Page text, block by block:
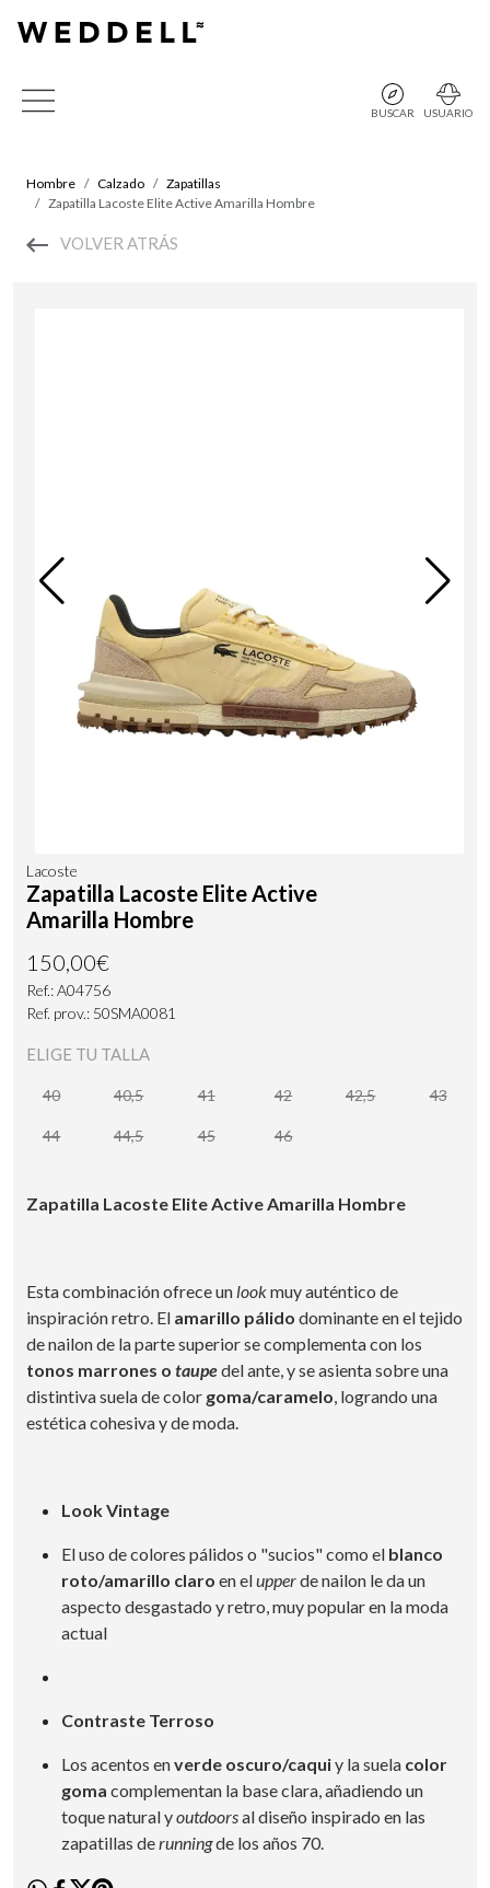
BUSCAR USUARIO
Hombre Calzado
Zapatillas
Zapatilla Lacoste Elite Active Amarilla Hombre
VOLVER ATRÁS
Lacoste
Zapatilla Lacoste Elite Active
Amarilla Hombre
150,00€
Ref.: A04756
Ref. prov.: 50SMA0081
ELIGE TU TALLA
40 40,5 41 42 42,5 43
44 44,5 45 46
Zapatilla Lacoste Elite Active Amarilla Hombre
Esta combinación ofrece un lookmuy auténtico de
inspiración retro. El amarillo pálido dominante en el tejido
de nailon de la parte superior se complementa con los
tonos marrones o taupedel ante, y se asienta sobre una
distintiva suela de color goma/caramelo , logrando una
estética cohesiva y de moda.
Look Vintage
El uso de colores pálidos o "sucios" como el blanco
roto/amarillo claro en elupperde nailon le da un
aspecto desgastado y retro, muy popular en la moda
actual
Contraste Terroso
Los acentos enverde oscuro/caquiy la suela color
goma complementan la base clara, añadiendo un
toque natural youtdoorsal diseño inspirado en las
zapatillas derunningde los años 70.